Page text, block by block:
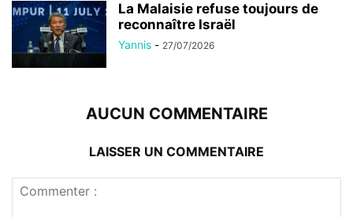
La Malaisie refuse toujours de
reconnaître Israël
Yannis - 27/07/2026
AUCUN COMMENTAIRE
LAISSER UN COMMENTAIRE